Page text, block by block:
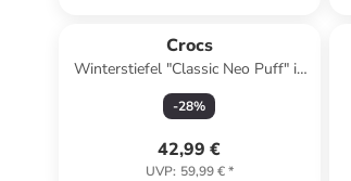
Crocs
Winterstiefel "Classic Neo Puff" in
Schwarz
-28%
42,99 €
UVP: 59,99 €*